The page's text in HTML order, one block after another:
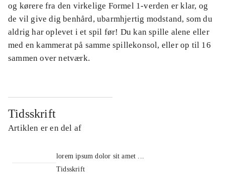
og kørere fra den virkelige Formel 1-verden er klar, og
de vil give dig benhård, ubarmhjertig modstand, som du
aldrig har oplevet i et spil før! Du kan spille alene eller
med en kammerat på samme spillekonsol, eller op til 16
sammen over netværk.
Tidsskrift
Artiklen er en del af
lorem ipsum dolor sit amet ...
Tidsskrift